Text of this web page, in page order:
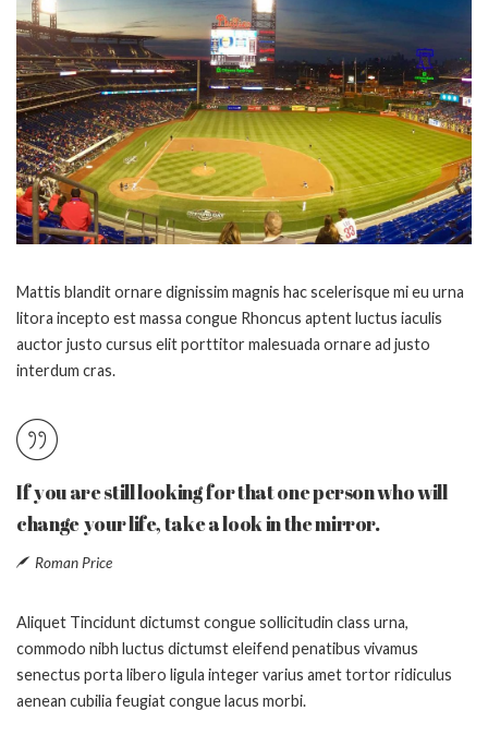
Mattis blandit ornare dignissim magnis hac scelerisque mi eu urna
litora incepto est massa congue Rhoncus aptent luctus iaculis
auctor justo cursus elit porttitor malesuada ornare ad justo
interdum cras.
If you are still looking for that one person who will
change your life, take a look in the mirror.
Roman Price
Aliquet Tincidunt dictumst congue sollicitudin class urna,
commodo nibh luctus dictumst eleifend penatibus vivamus
senectus porta libero ligula integer varius amet tortor ridiculus
aenean cubilia feugiat congue lacus morbi.